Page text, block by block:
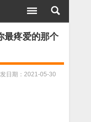
最疼爱的那个
日期：2021-05-30